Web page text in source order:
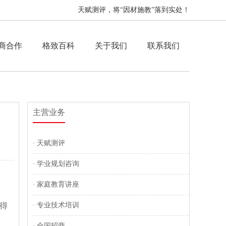
天赋测评，将“因材施教”落到实处！
合作 格致百科 关于我们 联系我们
主营业务
· 天赋测评
· 学业规划咨询
· 家庭教育讲座
· 专业技术培训